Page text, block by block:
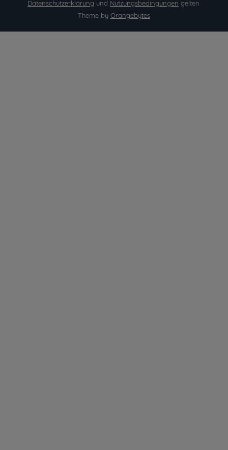
Datenschutzerklärung und Nutzungsbedingungen gelten.
Theme by Orangebytes